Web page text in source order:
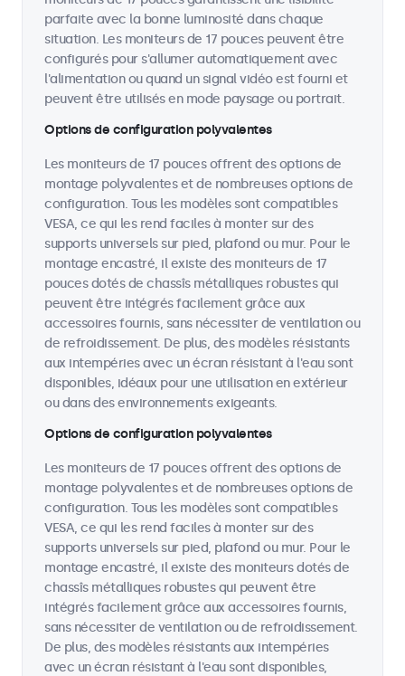
parfaite avec la bonne luminosité dans chaque
situation. Les moniteurs de 17 pouces peuvent être
configurés pour s'allumer automatiquement avec
l'alimentation ou quand un signal vidéo est fourni et
peuvent être utilisés en mode paysage ou portrait.
Options de configuration polyvalentes
Les moniteurs de 17 pouces offrent des options de
montage polyvalentes et de nombreuses options de
configuration. Tous les modèles sont compatibles
VESA, ce qui les rend faciles à monter sur des
supports universels sur pied, plafond ou mur. Pour le
montage encastré, il existe des moniteurs de 17
pouces dotés de chassîs métalliques robustes qui
peuvent être intégrés facilement grâce aux
accessoires fournis, sans nécessiter de ventilation ou
de refroidissement. De plus, des modèles résistants
aux intempéries avec un écran résistant à l'eau sont
disponibles, idéaux pour une utilisation en extérieur
ou dans des environnements exigeants.
Options de configuration polyvalentes
Les moniteurs de 17 pouces offrent des options de
montage polyvalentes et de nombreuses options de
configuration. Tous les modèles sont compatibles
VESA, ce qui les rend faciles à monter sur des
supports universels sur pied, plafond ou mur. Pour le
montage encastré, il existe des moniteurs dotés de
chassîs métalliques robustes qui peuvent être
intégrés facilement grâce aux accessoires fournis,
sans nécessiter de ventilation ou de refroidissement.
De plus, des modèles résistants aux intempéries
avec un écran résistant à l'eau sont disponibles,